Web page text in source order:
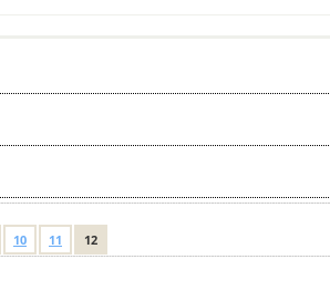
10 11 12